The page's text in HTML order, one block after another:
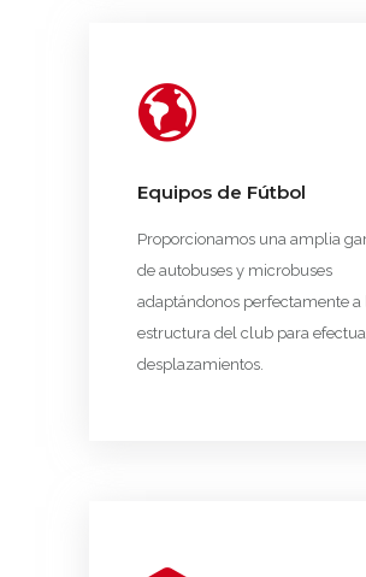
Equipos de Fútbol
Proporcionamos una amplia
de autobuses y microbuses
adaptándonos perfectamente a
estructura del club para
desplazamientos.